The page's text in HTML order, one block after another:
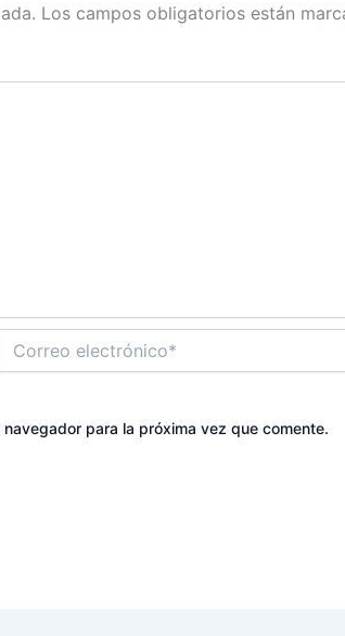
Los campos obligatorios están
electrónico*
para la próxima vez que comente.